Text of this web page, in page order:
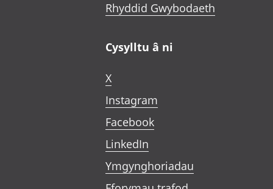
Rhyddid Gwybodaeth
Cysylltu â ni
X
Instagram
Facebook
LinkedIn
Ymgynghoriadau